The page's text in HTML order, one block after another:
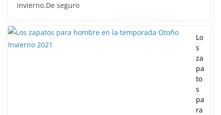
invierno.De seguro
Lo
s
za
pa
to
s
pa
ra